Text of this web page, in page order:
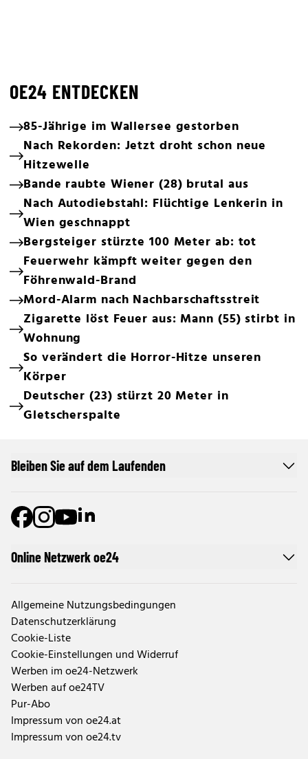
OE24 ENTDECKEN
85-Jährige im Wallersee gestorben
Nach Rekorden: Jetzt droht schon neue
Hitzewelle
Bande raubte Wiener (28) brutal aus
Nach Autodiebstahl: Flüchtige Lenkerin in
Wien geschnappt
Bergsteiger stürzte 100 Meter ab: tot
Feuerwehr kämpft weiter gegen den
Föhrenwald-Brand
Mord-Alarm nach Nachbarschaftsstreit
Zigarette löst Feuer aus: Mann (55) stirbt in
Wohnung
So verändert die Horror-Hitze unseren
Körper
Deutscher (23) stürzt 20 Meter in
Gletscherspalte
Online Netzwerk oe24
Allgemeine Nutzungsbedingungen
Datenschutzerklärung
Cookie-Liste
Cookie-Einstellungen und Widerruf
Werben im oe24-Netzwerk
Werben auf oe24TV
Pur-Abo
Impressum von oe24.at
Impressum von oe24.tv
Bleiben Sie auf dem Laufenden